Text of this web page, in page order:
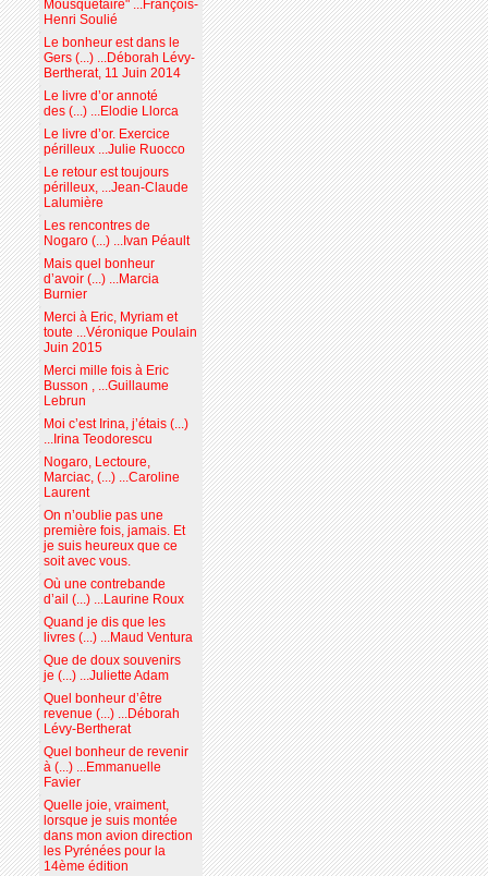
Mousquetaire" ...François-
Henri Soulié
Le bonheur est dans le
Gers (...) ...Déborah Lévy-
Bertherat, 11 Juin 2014
Le livre d’or annoté
des (...) ...Elodie Llorca
Le livre d’or. Exercice
périlleux ...Julie Ruocco
Le retour est toujours
périlleux, ...Jean-Claude
Lalumière
Les rencontres de
Nogaro (...) ...Ivan Péault
Mais quel bonheur
d’avoir (...) ...Marcia
Burnier
Merci à Eric, Myriam et
toute ...Véronique Poulain
Juin 2015
Merci mille fois à Eric
Busson , ...Guillaume
Lebrun
Moi c’est Irina, j’étais (...)
...Irina Teodorescu
Nogaro, Lectoure,
Marciac, (...) ...Caroline
Laurent
On n’oublie pas une
première fois, jamais. Et
je suis heureux que ce
soit avec vous.
Où une contrebande
d’ail (...) ...Laurine Roux
Quand je dis que les
livres (...) ...Maud Ventura
Que de doux souvenirs
je (...) ...Juliette Adam
Quel bonheur d’être
revenue (...) ...Déborah
Lévy-Bertherat
Quel bonheur de revenir
à (...) ...Emmanuelle
Favier
Quelle joie, vraiment,
lorsque je suis montée
dans mon avion direction
les Pyrénées pour la
14ème édition